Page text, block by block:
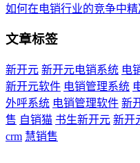
如何在电销行业的竞争中
文章标签
新开元 新开元电销系统 电
新开元软件 电销管理系统
外呼系统 电销管理软件 新
售 自销猫 书生新开元 新开
crm 慧销售